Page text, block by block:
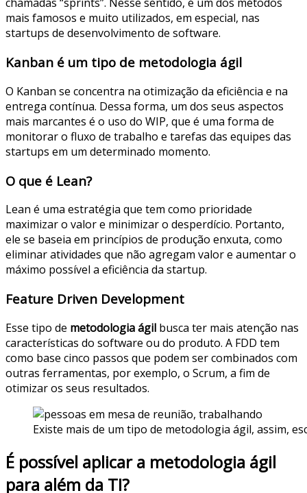
mais famosos e muito utilizados, em especial, nas
startups de desenvolvimento de software.
Kanban é um tipo de metodologia ágil
O Kanban se concentra na otimização da eficiência e na
entrega contínua. Dessa forma, um dos seus aspectos
mais marcantes é o uso do WIP, que é uma forma de
monitorar o fluxo de trabalho e tarefas das equipes das
startups em um determinado momento.
O que é Lean?
Lean é uma estratégia que tem como prioridade
maximizar o valor e minimizar o desperdício. Portanto,
ele se baseia em princípios de produção enxuta, como
eliminar atividades que não agregam valor e aumentar o
máximo possível a eficiência da startup.
Feature Driven Development
Esse tipo de metodologia ágil busca ter mais atenção nas
características do software ou do produto. A FDD tem
como base cinco passos que podem ser combinados com
outras ferramentas, por exemplo, o Scrum, a fim de
otimizar os seus resultados.
Existe mais de um tipo de metodologia ágil, assim,
É possível aplicar a metodologia ágil
para além da TI?